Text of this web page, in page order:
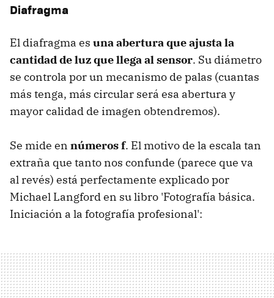
Diafragma
El diafragma es una abertura que ajusta la
cantidad de luz que llega al sensor. Su diámetro
se controla por un mecanismo de palas (cuantas
más tenga, más circular será esa abertura y
mayor calidad de imagen obtendremos).
Se mide en números f. El motivo de la escala tan
extraña que tanto nos confunde (parece que va
al revés) está perfectamente explicado por
Michael Langford en su libro 'Fotografía básica.
Iniciación a la fotografía profesional':